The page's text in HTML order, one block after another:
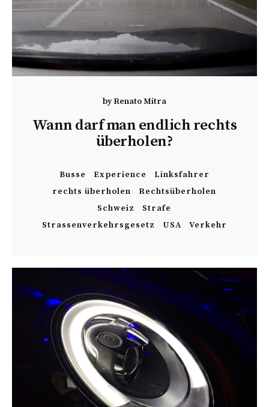
byRenato Mitra
Wann darf man endlich rechts
überholen?
Busse Experience
Linksfahrer
rechts überholen
Rechtsüberholen
Schweiz
Strafe
Strassenverkehrsgesetz
USA Verkehr